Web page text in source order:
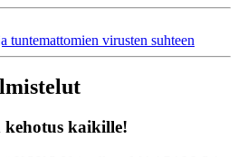
tuntemattomien virusten suhteen
kaikille!